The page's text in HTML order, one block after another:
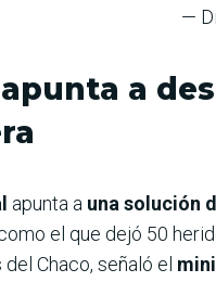
—
apunta a
apunta a una solución
el que dejó 50
Chaco, señaló el